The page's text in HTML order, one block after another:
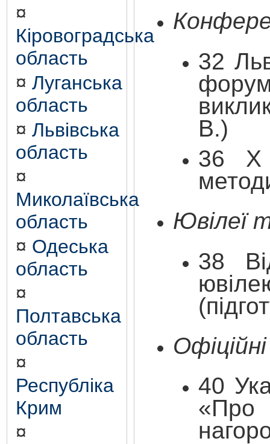
¤
Кіровоградська
область
¤ Луганська
область
¤ Львівська
область
¤
Миколаївська
область
¤ Одеська
область
¤
Полтавська
область
¤
Республіка
Крим
¤
32
В.)
36
X
Ювілеї
38
40